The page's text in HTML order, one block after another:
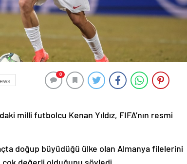
0
milli futbolcu Kenan Yıldız, FIFA’nın resmi
doğup büyüdüğü ülke olan Almanya filelerini